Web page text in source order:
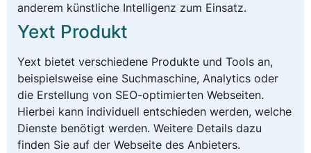
anderem künstliche Intelligenz zum Einsatz.
Yext Produkt
Yext bietet verschiedene Produkte und Tools an,
beispielsweise eine Suchmaschine, Analytics oder
die Erstellung von SEO-optimierten Webseiten.
Hierbei kann individuell entschieden werden, welche
Dienste benötigt werden. Weitere Details dazu
finden Sie auf der Webseite des Anbieters.